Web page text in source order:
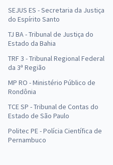
SEJUS ES - Secretaria da Justiça
do Espírito Santo
TJ BA - Tribunal de Justiça do
Estado da Bahia
TRF 3 - Tribunal Regional Federal
da 3ª Região
MP RO - Ministério Público de
Rondônia
TCE SP - Tribunal de Contas do
Estado de São Paulo
Politec PE - Polícia Científica de
Pernambuco